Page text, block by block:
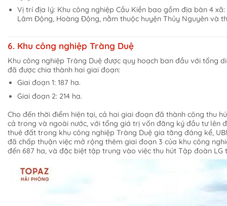
Vị trí địa lý: Khu công nghiệp Cầu Kiền bao gồm địa bàn 4 xã:
Lâm Động, Hoàng Động, nằm thuộc huyện Thủy Nguyên và
6. Khu công nghiệp Tràng Duệ
Khu công nghiệp Tràng Duệ được quy hoạch ban đầu với tổng
đã được chia thành hai giai đoạn:
Giai đoạn 1: 187 ha.
Giai đoạn 2: 214 ha.
Cho đến thời điểm hiện tại, cả hai giai đoạn đã thành công thu
cả trong và ngoài nước, với tổng giá trị vốn đăng ký đầu tư lên
thuê đất trong khu công nghiệp Tràng Duệ gia tăng đáng kể,
đã chấp thuận việc mở rộng thêm giai đoạn 3 của khu công
đến 687 ha, và đặc biệt tập trung vào việc thu hút Tập đoàn LG